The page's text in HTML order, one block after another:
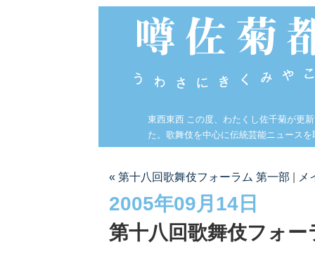
東西東西 この度、わたくし佐千菊が更
た。歌舞伎を中心に伝統芸能ニュース
« 第十八回歌舞伎フォーラム 第一部 メ
2005年09月14日
第十八回歌舞伎フォー